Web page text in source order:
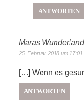
ANTWORTEN
Maras Wunderland
25. Februar 2018 um 17:01
[…] Wenn es
ANTWORTEN